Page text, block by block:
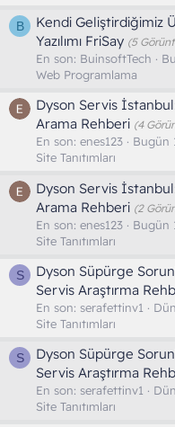
B
Kendi Geliştirdiğimiz
Yazılımı FriSay (5
En son: BuinsoftTech
Web Programlama
Dyson Servis
Arama Rehberi (4
En son: enes123
Bugün
Site Tanıtımları
Dyson Servis
Arama Rehberi (2
En son: enes123
Bugün
Site Tanıtımları
S
Dyson Süpürge
Servis Araştırma
En son: serafettinv1
Site Tanıtımları
S
Dyson Süpürge
Servis Araştırma
En son: serafettinv1
Site Tanıtımları